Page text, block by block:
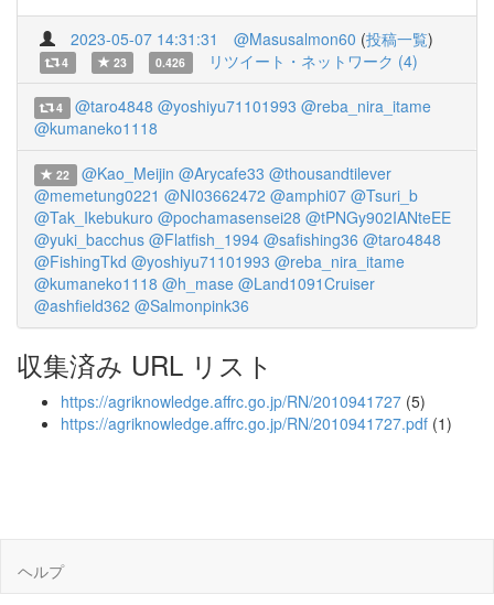
2023-05-07 14:31:31 @Masusalmon60 (投稿一覧)
4 23 0.426 リツイート・ネットワーク (4)
4 @taro4848 @yoshiyu71101993 @reba_nira_itame
@kumaneko1118
22 @Kao_Meijin @Arycafe33 @thousandtilever
@memetung0221 @NI03662472 @amphi07 @Tsuri_b
@Tak_Ikebukuro @pochamasensei28 @tPNGy902IANteEE
@yuki_bacchus @Flatfish_1994 @safishing36 @taro4848
@FishingTkd @yoshiyu71101993 @reba_nira_itame
@kumaneko1118 @h_mase @Land1091Cruiser
@ashfield362 @Salmonpink36
収集済み URL リスト
https://agriknowledge.affrc.go.jp/RN/2010941727 (5)
https://agriknowledge.affrc.go.jp/RN/2010941727.pdf (1)
ヘルプ